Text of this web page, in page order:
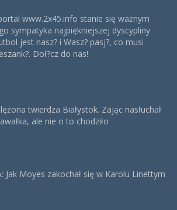
www.2x45.info stanie się ważnym
sympatyka najpiękniejszej dyscypliny
jest nasz? i Wasz? pasj?, co musi
Doł?cz do nas!
twierdza Białystok. Zając nasłuchał
ale nie o to chodziło
Jak Moyes zakochał się w Karolu Linettym